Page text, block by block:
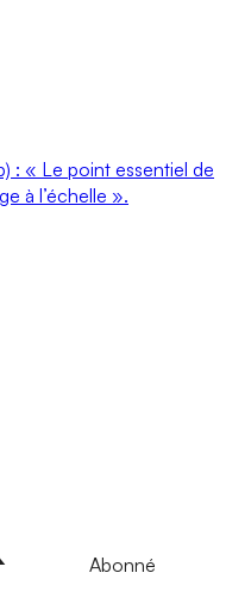
: « Le point essentiel de
à l’échelle ».
Abonné